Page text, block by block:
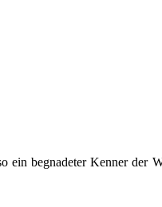
begnadeter Kenner der